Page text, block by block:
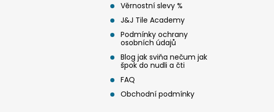
Věrnostní slevy %
J&J Tile Academy
Podmínky ochrany
osobních údajů
Blog jak sviňa nečum jak
špok do nudli a čti
FAQ
Obchodní podmínky